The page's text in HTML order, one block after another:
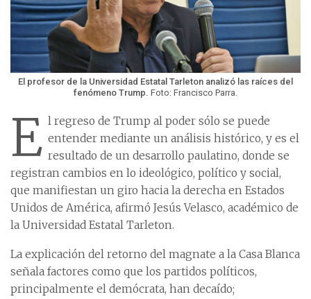
El profesor de la Universidad Estatal Tarleton analizó las raíces del
fenómeno Trump. Foto: Francisco Parra.
E l regreso de Trump al poder sólo se puede
entender mediante un análisis histórico, y es el
resultado de un desarrollo paulatino, donde se
registran cambios en lo ideológico, político y social,
que manifiestan un giro hacia la derecha en Estados
Unidos de América, afirmó Jesús Velasco, académico de
la Universidad Estatal Tarleton.
La explicación del retorno del magnate a la Casa Blanca
señala factores como que los partidos políticos,
principalmente el demócrata, han decaído;